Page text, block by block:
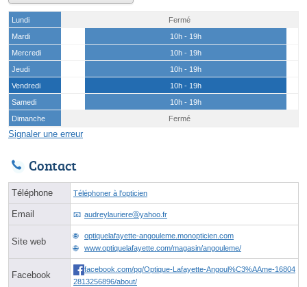
Lundi
Fermé
Mardi
10h - 19h
Mercredi
10h - 19h
Jeudi
10h - 19h
Vendredi
10h - 19h
Samedi
10h - 19h
Dimanche
Fermé
Signaler une erreur
Contact
Téléphone Téléphoner à l'opticien
Email audreylauriereⓐyahoo.fr
Site web
optiquelafayette-angouleme.monopticien.com
www.optiquelafayette.com/magasin/angouleme/
Facebook
facebook.com/pg/Optique-Lafayette-Angoul%C3%AAme-16804
2813256896/about/